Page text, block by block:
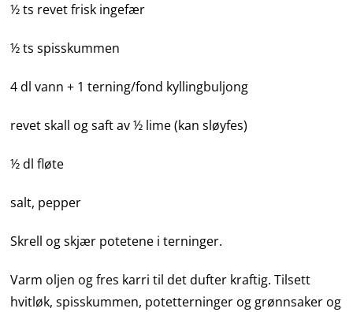
½ ts revet frisk ingefær
½ ts spisskummen
4 dl vann + 1 terning/fond kyllingbuljong
revet skall og saft av ½ lime (kan sløyfes)
½ dl fløte
salt, pepper
Skrell og skjær potetene i terninger.
Varm oljen og fres karri til det dufter kraftig. Tilsett
hvitløk, spisskummen, potetterninger og grønnsaker og